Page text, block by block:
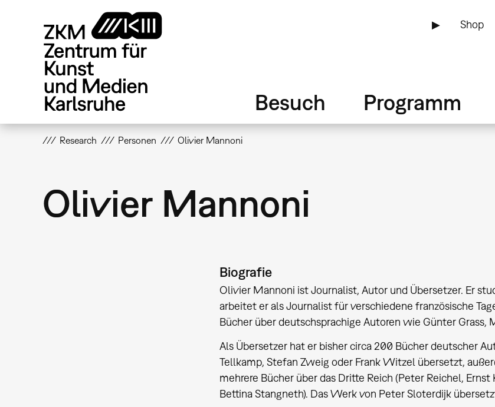
▶ Shop
Besuch Programm
Research Personen Olivier Mannoni
Olivier Mannoni
Biografie
Olivier Mannoni ist Journalist, Autor und Übersetzer. Er
arbeitet er als Journalist für verschiedene französische
Bücher über deutschsprachige Autoren wie Günter Grass,
Als Übersetzer hat er bisher circa 200 Bücher deutscher
Tellkamp, Stefan Zweig oder Frank Witzel übersetzt,
mehrere Bücher über das Dritte Reich (Peter Reichel,
Bettina Stangneth). Das Werk von Peter Sloterdijk